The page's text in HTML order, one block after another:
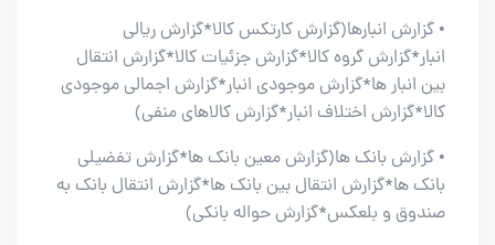
• گزارش انبارها(گزارش کارتکس کالا*گزارش ریالی
انبار*گزارش گروه کالا*گزارش جزئیات کالا*گزارش انتقال
بین انبار ها*گزارش موجودی انبار*گزارش اجمالی موجودی
کالا*گزارش اختلاف انبار*گزارش کالاهای منفی)
• گزارش بانک ها(گزارش معین بانک ها*گزارش تفضیلی
بانک ها*گزارش انتقال بین بانک ها*گزارش انتقال بانک به
صندوق و بلعکس*گزارش حواله بانکی)